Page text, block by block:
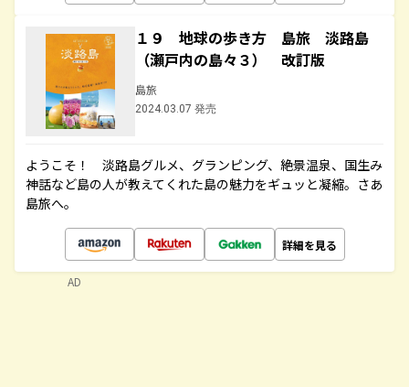
１９ 地球の歩き方 島旅 淡路島
（瀬戸内の島々３） 改訂版
島旅
2024.03.07 発売
ようこそ！ 淡路島グルメ、グランピング、絶景温泉、国生み
神話など島の人が教えてくれた島の魅力をギュッと凝縮。さあ
島旅へ。
詳細を見る
AD